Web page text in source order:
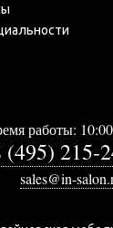
работы:
(495) 215-
sales@in-